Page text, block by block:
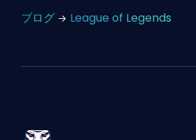
ブログ League of Legends